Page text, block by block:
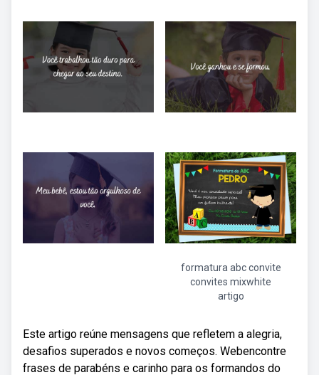
formatura abc convite
convites mixwhite
artigo
Este artigo reúne mensagens que refletem a alegria,
desafios superados e novos começos. Webencontre
frases de parabéns e carinho para os formandos do